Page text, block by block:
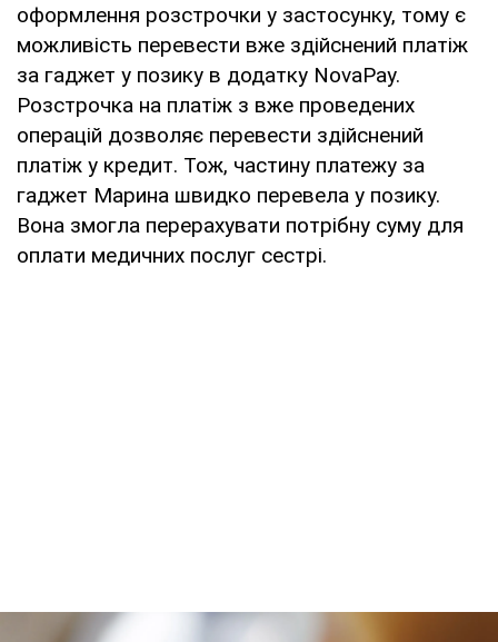
оформлення розстрочки у застосунку, тому є
можливість перевести вже здійснений платіж
за гаджет у позику в додатку NovaPay.
Розстрочка на платіж з вже проведених
операцій дозволяє перевести здійснений
платіж у кредит. Тож, частину платежу за
гаджет Марина швидко перевела у позику.
Вона змогла перерахувати потрібну суму для
оплати медичних послуг сестрі.